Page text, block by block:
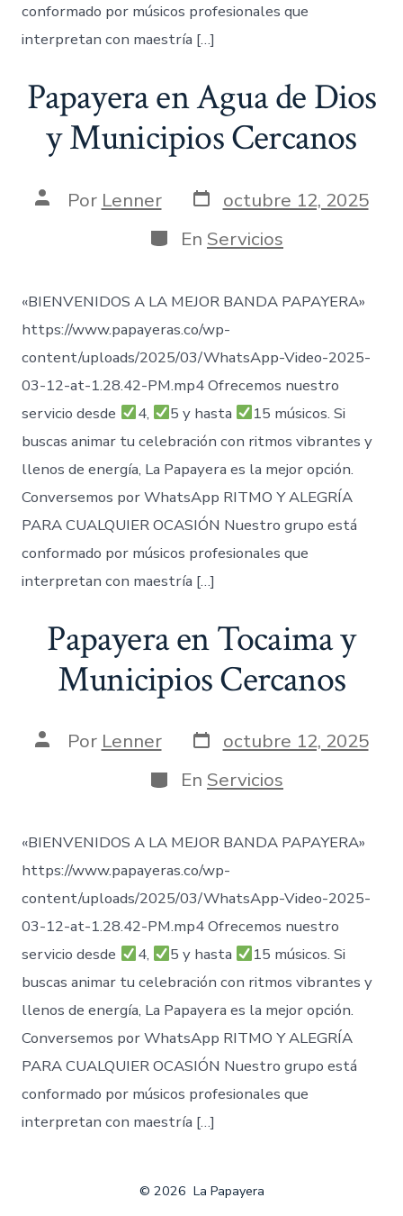
conformado por músicos profesionales que
interpretan con maestría […]
Papayera en Agua de Dios
y Municipios Cercanos
AutorPor Lenner Fecha
de
publicación
octubre 12, 2025
Categorías
En Servicios
«BIENVENIDOS A LA MEJOR BANDA PAPAYERA»
https://www.papayeras.co/wp-
content/uploads/2025/03/WhatsApp-Video-2025-
03-12-at-1.28.42-PM.mp4 Ofrecemos nuestro
servicio desde
4, 5 y hasta
15 músicos. Si
buscas animar tu celebración con ritmos vibrantes y
llenos de energía, La Papayera es la mejor opción.
Conversemos por WhatsApp RITMO Y ALEGRÍA
PARA CUALQUIER OCASIÓN Nuestro grupo está
conformado por músicos profesionales que
interpretan con maestría […]
Papayera en Tocaima y
Municipios Cercanos
AutorPor Lenner Fecha
de
publicación
octubre 12, 2025
Categorías
En Servicios
«BIENVENIDOS A LA MEJOR BANDA PAPAYERA»
https://www.papayeras.co/wp-
content/uploads/2025/03/WhatsApp-Video-2025-
03-12-at-1.28.42-PM.mp4 Ofrecemos nuestro
servicio desde
4, 5 y hasta
15 músicos. Si
buscas animar tu celebración con ritmos vibrantes y
llenos de energía, La Papayera es la mejor opción.
Conversemos por WhatsApp RITMO Y ALEGRÍA
PARA CUALQUIER OCASIÓN Nuestro grupo está
conformado por músicos profesionales que
interpretan con maestría […]
© 2026 La Papayera